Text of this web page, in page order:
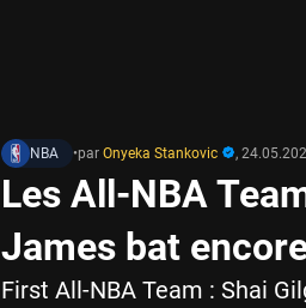
NBA •par Onyeka Stankovic ,
Les All-NBA
James bat
First All-NBA Team : Shai